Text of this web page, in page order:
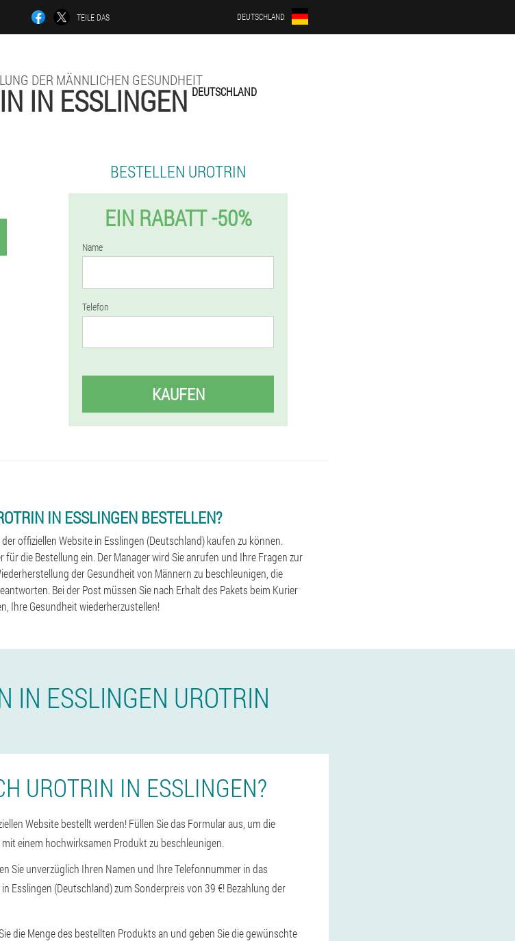
TEILE DAS DEUTSCHLAND
DER MÄNNLICHEN GESUNDHEIT
IN ESSLINGEN DEUTSCHLAND
BESTELLEN UROTRIN
EIN RABATT -50%
Name
Telefon
KAUFEN
IN ESSLINGEN BESTELLEN?
offiziellen Website in Esslingen (Deutschland) kaufen zu können.
die Bestellung ein. Der Manager wird Sie anrufen und Ihre Fragen zur
der Gesundheit von Männern zu beschleunigen, die
Bei der Post müssen Sie nach Erhalt des Pakets beim Kurier
Ihre Gesundheit wiederherzustellen!
IN ESSLINGEN UROTRIN
UROTRIN IN ESSLINGEN?
Website bestellt werden! Füllen Sie das Formular aus, um die
einem hochwirksamen Produkt zu beschleunigen.
Sie unverzüglich Ihren Namen und Ihre Telefonnummer in das
Esslingen (Deutschland) zum Sonderpreis von 39 €! Bezahlung der
die Menge des bestellten Produkts an und geben Sie die gewünschte